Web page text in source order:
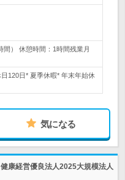
間） 休憩時間：1時間残業月
120日* 夏季休暇* 年末年始休
気になる
康経営優良法人2025大規模法人